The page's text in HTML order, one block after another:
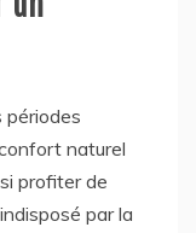
périodes
naturel
profiter de
par la